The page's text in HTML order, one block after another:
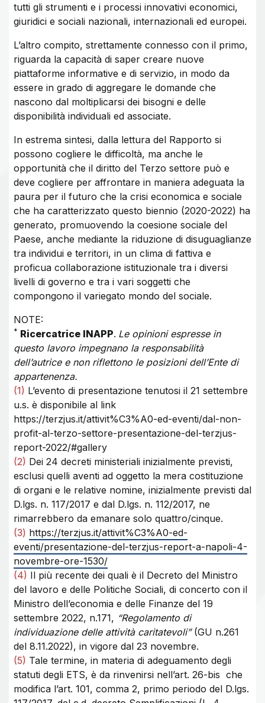
tutti gli strumenti e i processi innovativi economici,
giuridici e sociali nazionali, internazionali ed europei.
L’altro compito, strettamente connesso con il primo,
riguarda la capacità di saper creare nuove
piattaforme informative e di servizio, in modo da
essere in grado di aggregare le domande che
nascono dal moltiplicarsi dei bisogni e delle
disponibilità individuali ed associate.
In estrema sintesi, dalla lettura del Rapporto si
possono cogliere le difficoltà, ma anche le
opportunità che il diritto del Terzo settore può e
deve cogliere per affrontare in maniera adeguata la
paura per il futuro che la crisi economica e sociale
che ha caratterizzato questo biennio (2020-2022) ha
generato, promuovendo la coesione sociale del
Paese, anche mediante la riduzione di disuguaglianze
tra individui e territori, in un clima di fattiva e
proficua collaborazione istituzionale tra i diversi
livelli di governo e tra i vari soggetti che
compongono il variegato mondo del sociale.
NOTE:
* Ricercatrice INAPP. Le opinioni espresse in
questo lavoro impegnano la responsabilità
dell’autrice e non riflettono le posizioni dell’Ente di
appartenenza.
(1) L’evento di presentazione tenutosi il 21 settembre
u.s. è disponibile al link
https://terzjus.it/attivit%C3%A0-ed-eventi/dal-non-
profit-al-terzo-settore-presentazione-del-terzjus-
report-2022/#gallery
(2) Dei 24 decreti ministeriali inizialmente previsti,
esclusi quelli aventi ad oggetto la mera costituzione
di organi e le relative nomine, inizialmente previsti dal
D.lgs. n. 117/2017 e dal D.lgs. n. 112/2017, ne
rimarrebbero da emanare solo quattro/cinque.
(3) https://terzjus.it/attivit%C3%A0-ed-
eventi/presentazione-del-terzjus-report-a-napoli-4-
novembre-ore-1530/
(4) Il più recente dei quali è il Decreto del Ministro
del lavoro e delle Politiche Sociali, di concerto con il
Ministro dell’economia e delle Finanze del 19
settembre 2022, n.171, “Regolamento di
individuazione delle attività caritatevoli”(GU n.261
del 8.11.2022), in vigore dal 23 novembre.
(5) Tale termine, in materia di adeguamento degli
statuti degli ETS, è da rinvenirsi nell’art. 26-bis che
modifica l’art. 101, comma 2, primo periodo del D.lgs.